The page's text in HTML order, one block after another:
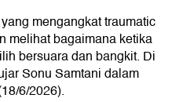
mengangkat traumatic
melihat bagaimana ketika
bersuara dan bangkit. Di
Sonu Samtani dalam
6/2026).